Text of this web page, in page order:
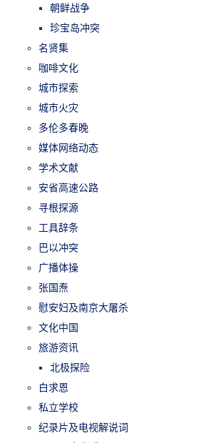
朝鲜战争
珍宝岛冲突
名贤集
咖啡文化
城市探索
城市火灾
多伦多春晚
媒体网络动态
学术文献
安省高速公路
寻根探源
工具辞条
巴以冲突
广播体操
张国焘
慰安妇及南京大屠杀
文化中国
旅游资讯
北极探险
白求恩
私立学校
纪录片及电视解说词